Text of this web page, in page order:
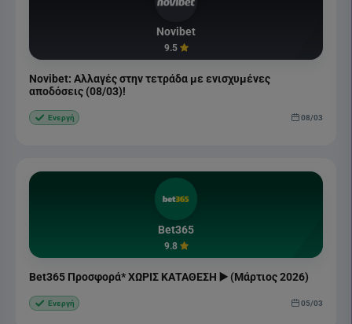
Novibet
9.5
Novibet: Αλλαγές στην τετράδα με ενισχυμένες
αποδόσεις (08/03)!
Ενεργή 08/03
Bet365
9.8
Bet365 Προσφορά* ΧΩΡΙΣ ΚΑΤΑΘΕΣΗ ▶️ (Μάρτιος 2026)
Ενεργή 05/03